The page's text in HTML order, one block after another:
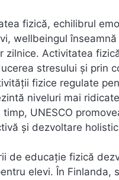
fizică, echilibrul
wellbeingul
zilnice. Activitatea
stresului și prin
fizice regulate
niveluri mai
UNESCO
și dezvoltare
de educație fizică
elevi. În